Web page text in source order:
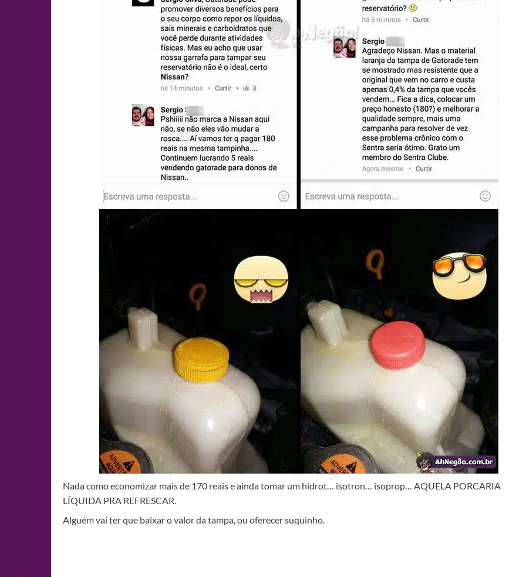
Nada como economizar mais de 170 reais e ainda tomar um hidrot… isotron… isoprop… AQUELA PORCARIA
LÍQUIDA PRA REFRESCAR.
Alguém vai ter que baixar o valor da tampa, ou oferecer suquinho.